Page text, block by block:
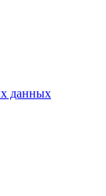
данных